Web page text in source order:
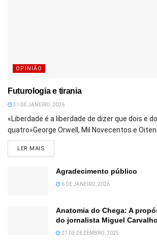
OPINIÃO
Futurologia e tirania
31 DE JANEIRO, 2026
«Liberdade é a liberdade de dizer que dois e
quatro»George Orwell, Mil Novecentos e
LER MAIS
Agradecimento público
6 DE JANEIRO, 2026
Anatomia do Chega: A
do jornalista Miguel Carvalho
27 DE DEZEMBRO, 2025